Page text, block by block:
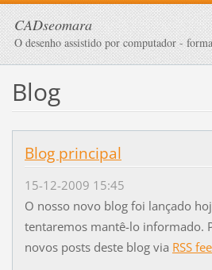
CADseomara
O desenho assistido por computador -
Blog
Blog principal
15-12-2009 15:45
O nosso novo blog foi lançado
tentaremos mantê-lo informado.
novos posts deste blog via RSS